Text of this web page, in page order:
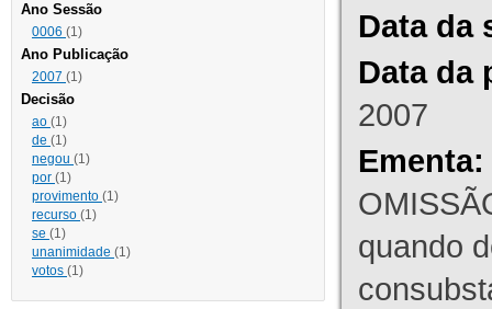
Ano Sessão
0006 (1)
Ano Publicação
2007 (1)
Decisão
ao (1)
de (1)
negou (1)
por (1)
provimento (1)
recurso (1)
se (1)
unanimidade (1)
votos (1)
Data da
Data da
2007
Ementa:
quando